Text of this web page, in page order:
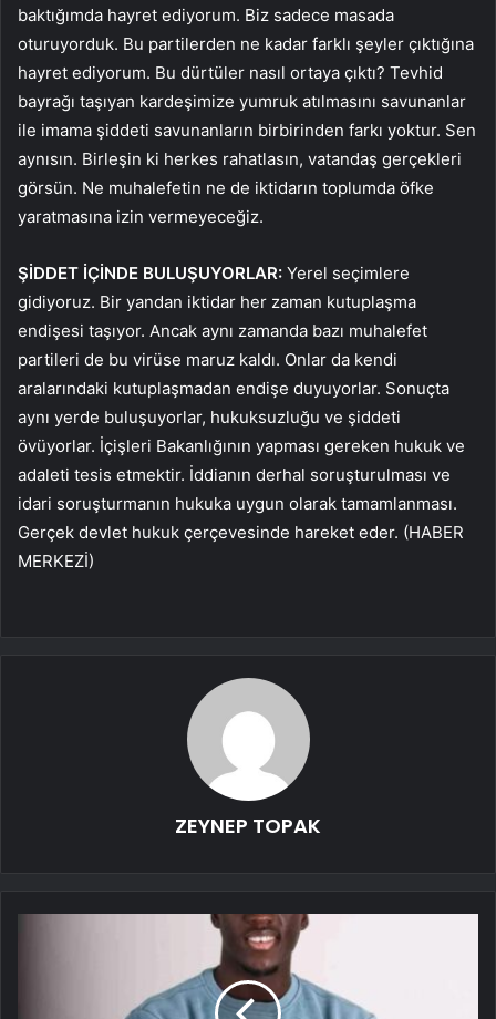
baktığımda hayret ediyorum. Biz sadece masada
oturuyorduk. Bu partilerden ne kadar farklı şeyler çıktığına
hayret ediyorum. Bu dürtüler nasıl ortaya çıktı? Tevhid
bayrağı taşıyan kardeşimize yumruk atılmasını savunanlar
ile imama şiddeti savunanların birbirinden farkı yoktur. Sen
aynısın. Birleşin ki herkes rahatlasın, vatandaş gerçekleri
görsün. Ne muhalefetin ne de iktidarın toplumda öfke
yaratmasına izin vermeyeceğiz.
ŞİDDET İÇİNDE BULUŞUYORLAR: Yerel seçimlere
gidiyoruz. Bir yandan iktidar her zaman kutuplaşma
endişesi taşıyor. Ancak aynı zamanda bazı muhalefet
partileri de bu virüse maruz kaldı. Onlar da kendi
aralarındaki kutuplaşmadan endişe duyuyorlar. Sonuçta
aynı yerde buluşuyorlar, hukuksuzluğu ve şiddeti
övüyorlar. İçişleri Bakanlığının yapması gereken hukuk ve
adaleti tesis etmektir. İddianın derhal soruşturulması ve
idari soruşturmanın hukuka uygun olarak tamamlanması.
Gerçek devlet hukuk çerçevesinde hareket eder. (HABER
MERKEZİ)
ZEYNEP TOPAK